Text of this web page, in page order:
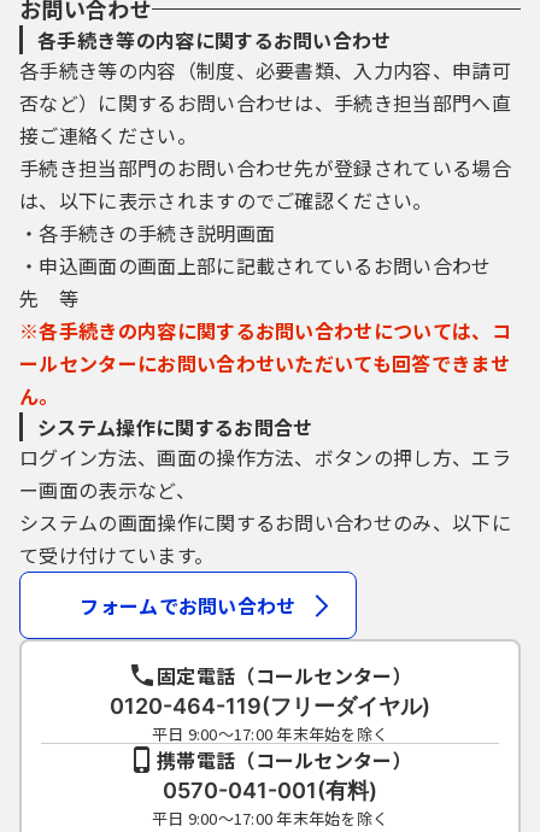
お問い合わせ
各手続き等の内容に関するお問い合わせ
各手続き等の内容（制度、必要書類、入力内容、申請可
否など）に関するお問い合わせは、手続き担当部門へ直
接ご連絡ください。
手続き担当部門のお問い合わせ先が登録されている場合
は、以下に表示されますのでご確認ください。
・各手続きの手続き説明画面
・申込画面の画面上部に記載されているお問い合わせ
先 等
※各手続きの内容に関するお問い合わせについては、コ
ールセンターにお問い合わせいただいても回答できませ
ん。
システム操作に関するお問合せ
ログイン方法、画面の操作方法、ボタンの押し方、エラ
ー画面の表示など、
システムの画面操作に関するお問い合わせのみ、以下に
て受け付けています。
フォームでお問い合わせ
固定電話（コールセンター）
0120-464-119(フリーダイヤル)
平日 9:00～17:00 年末年始を除く
携帯電話（コールセンター）
0570-041-001(有料)
平日 9:00～17:00 年末年始を除く